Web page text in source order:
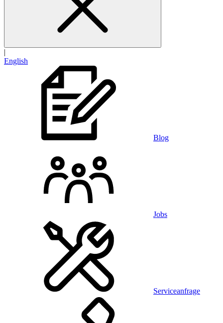
|
English
Blog
Jobs
Serviceanfrage